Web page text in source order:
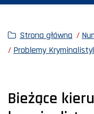
Strona główna
Problemy
Bieżące